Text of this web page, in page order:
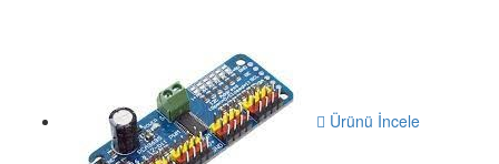
Ürünü İncele